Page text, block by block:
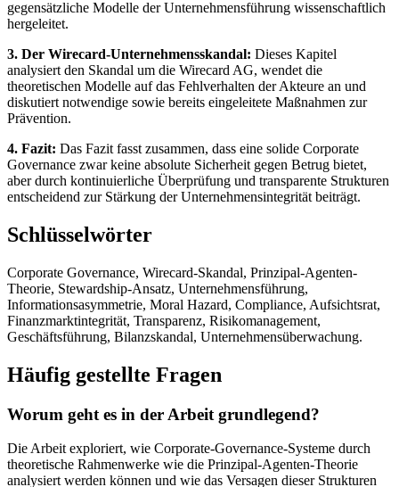
gegensätzliche Modelle der Unternehmensführung wissenschaftlich
hergeleitet.
3. Der Wirecard-Unternehmensskandal: Dieses Kapitel
analysiert den Skandal um die Wirecard AG, wendet die
theoretischen Modelle auf das Fehlverhalten der Akteure an und
diskutiert notwendige sowie bereits eingeleitete Maßnahmen zur
Prävention.
4. Fazit: Das Fazit fasst zusammen, dass eine solide Corporate
Governance zwar keine absolute Sicherheit gegen Betrug bietet,
aber durch kontinuierliche Überprüfung und transparente Strukturen
entscheidend zur Stärkung der Unternehmensintegrität beiträgt.
Schlüsselwörter
Corporate Governance, Wirecard-Skandal, Prinzipal-Agenten-
Theorie, Stewardship-Ansatz, Unternehmensführung,
Informationsasymmetrie, Moral Hazard, Compliance, Aufsichtsrat,
Finanzmarktintegrität, Transparenz, Risikomanagement,
Geschäftsführung, Bilanzskandal, Unternehmensüberwachung.
Häufig gestellte Fragen
Worum geht es in der Arbeit grundlegend?
Die Arbeit exploriert, wie Corporate-Governance-Systeme durch
theoretische Rahmenwerke wie die Prinzipal-Agenten-Theorie
analysiert werden können und wie das Versagen dieser Strukturen